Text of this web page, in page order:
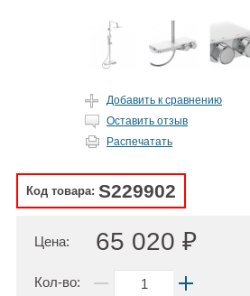
Добавить к сравнению
Оставить отзыв
Распечатать
Код товара: S229902
Цена: 65 020 ₽
Кол-во: